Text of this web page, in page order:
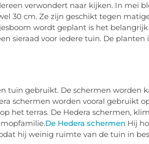
verwondert naar kijken. In mei
30 cm. Ze zijn geschikt tegen
wordt geplant is het
sieraad voor iedere tuin. De planten
tuin gebruikt. De schermen worden
schermen worden vooral gebruikt
het terras. De Hedera schermen,
De Hedera schermen Hij
hij weinig ruimte van de tuin in